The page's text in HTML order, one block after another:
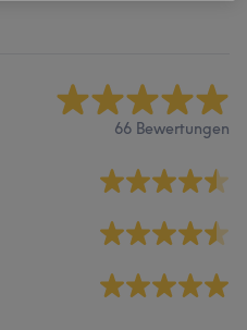
66 Bewertungen